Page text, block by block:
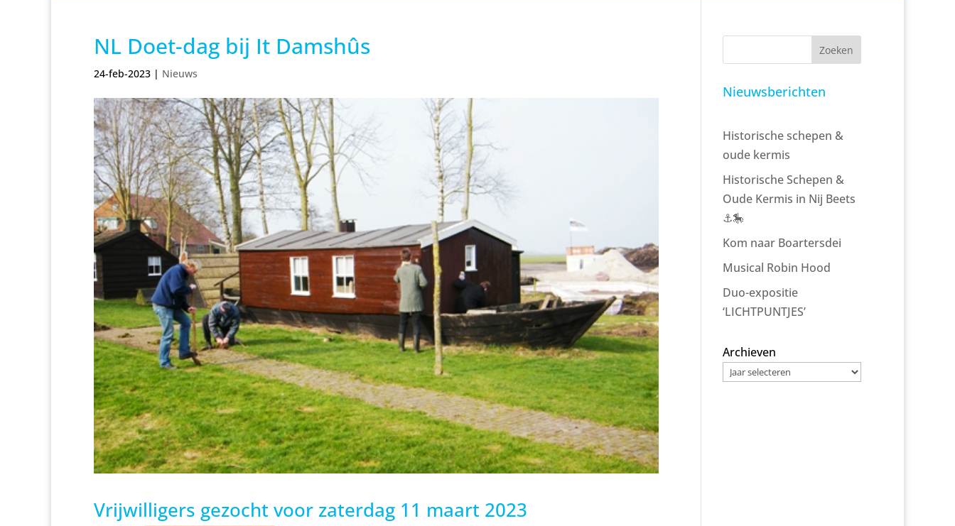
NL Doet-dag bij It Damshûs
24-feb-2023 | Nieuws
Vrijwilligers gezocht voor zaterdag 11 maart 2023
Zoeken
Nieuwsberichten
Historische schepen &
oude kermis
Historische Schepen &
Oude Kermis in Nij Beets
⚓🎠
Kom naar Boartersdei
Musical Robin Hood
Duo-expositie
‘LICHTPUNTJES’
Archieven